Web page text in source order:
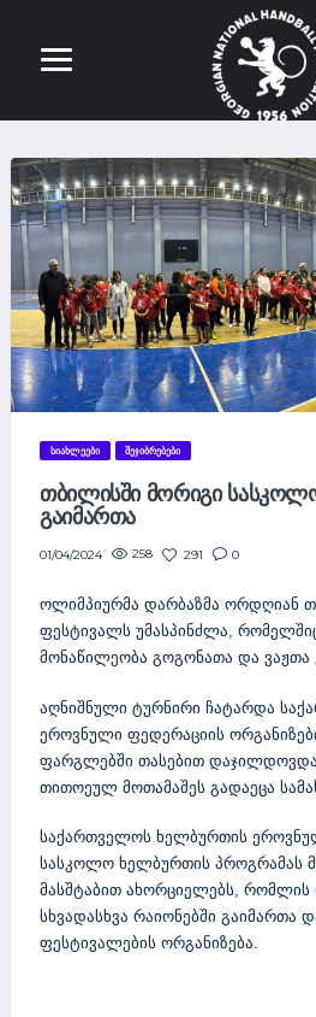
ᲡᲘᲐᲮᲚᲔᲔᲑᲘ ᲨᲔᲯᲘᲑᲠᲔᲑᲔᲑᲘ
ᲗᲑᲘᲚᲘᲡᲨᲘ ᲛᲝᲠᲘᲒᲘ
ᲒᲐᲘᲛᲐᲠᲗᲐ
01/04/2024 258 291 0
ოლიმპიურმა დარბაზმა ორდღიან
ფესტივალს უმასპინძლა,
მონაწილეობა გოგონათა და ვაჟთა
აღნიშნული ტურნირი ჩატარდა
ეროვნული ფედერაციის
ფარგლებში თასებით
თითოეულ მოთამაშეს გადაეცა
საქართველოს ხელბურთის
სასკოლო ხელბურთის პროგრამას
მასშტაბით ახორციელებს,
სხვადასხვა რაიონებში გაიმართა
ფესტივალების ორგანიზება.